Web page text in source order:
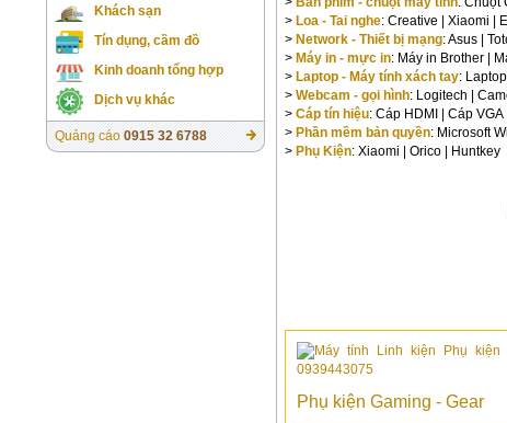
Khách sạn
Tín dụng, cầm đồ
Kinh doanh tổng hợp
Dịch vụ khác
Quảng cáo 0915 32 6788
> Loa - Tai nghe: Creative | Xiaomi |
> Network - Thiết bị mạng: Asus |
> Máy in - mực in: Máy in Brother |
> Laptop - Máy tính xách tay:
> Webcam - gọi hình: Logitech |
> Cáp tín hiệu: Cáp HDMI | Cáp VGA
> Phần mềm bản quyền: Microsoft
> Phụ Kiện: Xiaomi | Orico | Huntkey
Phụ kiện Gaming - Gear